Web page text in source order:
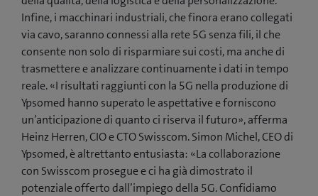
Infine, i macchinari industriali, che finora erano collegati
via cavo, saranno connessi alla rete 5G senza fili, il che
consente non solo di risparmiare sui costi, ma anche di
trasmettere e analizzare continuamente i dati in tempo
reale. «I risultati raggiunti con la 5G nella produzione di
Ypsomed hanno superato le aspettative e forniscono
un’anticipazione di quanto ci riserva il futuro», afferma
Heinz Herren, CIO e CTO Swisscom. Simon Michel, CEO di
Ypsomed, è altrettanto entusiasta: «La collaborazione
con Swisscom prosegue e ci ha già dimostrato il
potenziale offerto dall’impiego della 5G. Confidiamo